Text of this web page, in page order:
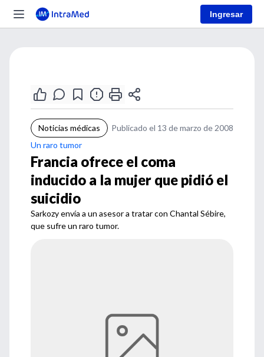
Ingresar
Noticias médicas
Publicado el 13 de marzo de 2008
Un raro tumor
Francia ofrece el coma
inducido a la mujer que pidió el
suicidio
Sarkozy envía a un asesor a tratar con Chantal Sébire,
que sufre un raro tumor.